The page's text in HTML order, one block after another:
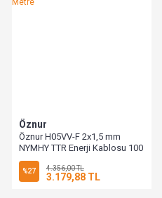
Öznur
Öznur H05VV-F 2x1,5 mm
NYMHY TTR Enerji Kablosu 100
Metre
%27 4.356,00 TL
3.179,88 TL